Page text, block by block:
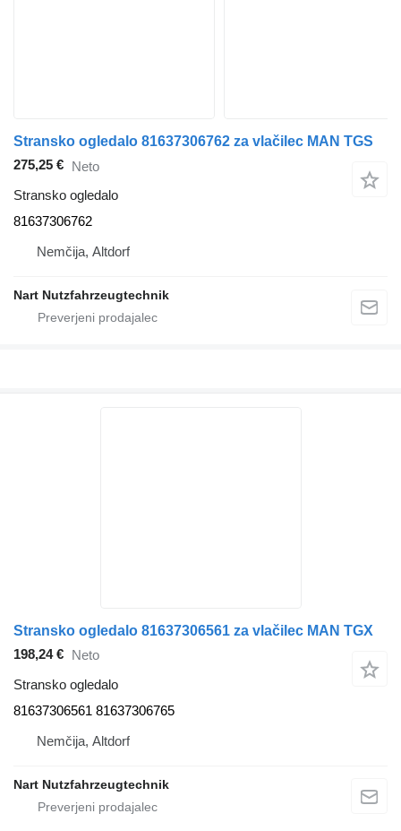
Stransko ogledalo 81637306762 za vlačilec MAN TGS
275,25 € Neto
Stransko ogledalo
81637306762
Nemčija, Altdorf
Nart Nutzfahrzeugtechnik
Stransko ogledalo 81637306561 za vlačilec MAN TGX
198,24 €
Neto
Stransko ogledalo
81637306561 81637306765
Nemčija, Altdorf
Nart Nutzfahrzeugtechnik